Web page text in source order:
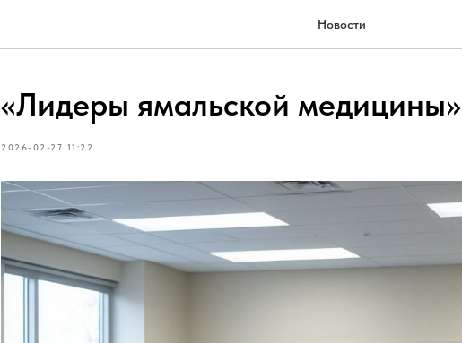
Новости
«Лидеры ямальской медицины»
2026-02-27 11:22